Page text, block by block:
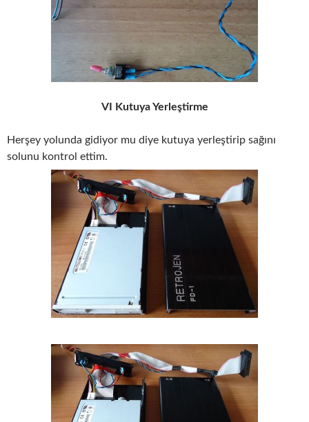
VI Kutuya Yerleştirme
Herşey yolunda gidiyor mu diye kutuya yerleştirip sağını
solunu kontrol ettim.